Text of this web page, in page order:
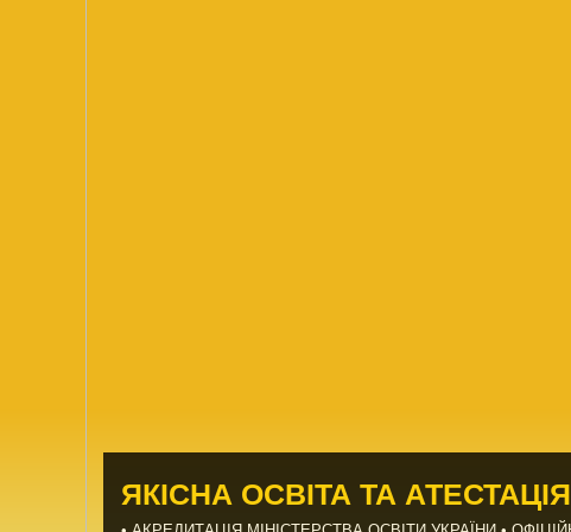
ЯКІСНА ОСВІТА ТА АТЕСТАЦІЯ